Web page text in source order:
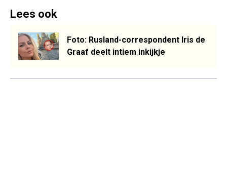
Lees ook
Foto: Rusland-correspondent Iris de
Graaf deelt intiem inkijkje